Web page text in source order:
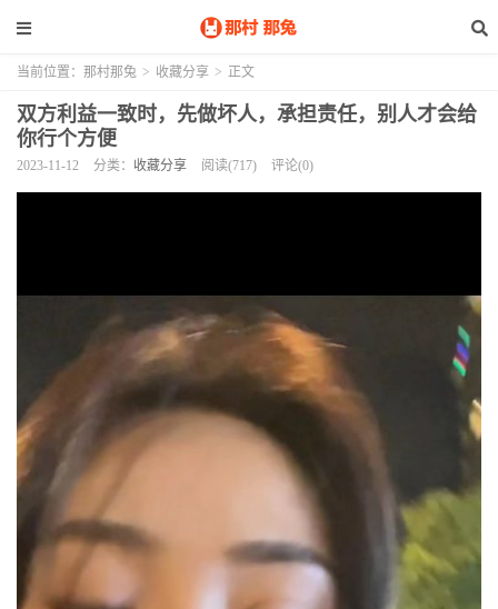
当前位置： 那村那兔 > 收藏分享 > 正文
双方利益一致时，先做坏人，承担责任，别人才会给
你行个方便
2023-11-12 分类： 收藏分享 阅读(717) 评论(0)